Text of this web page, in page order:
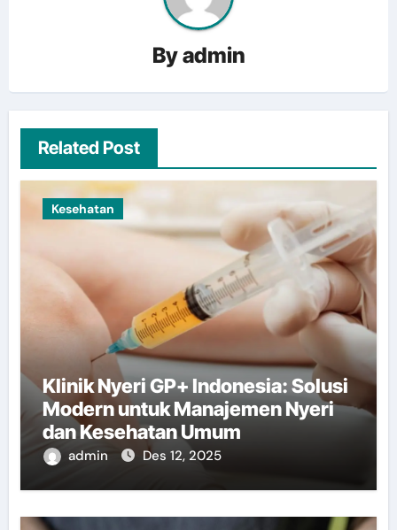
Byadmin
Related Post
Kesehatan
Klinik Nyeri GP+ Indonesia: Solusi
Modern untuk Manajemen Nyeri
dan Kesehatan Umum
admin Des 12, 2025